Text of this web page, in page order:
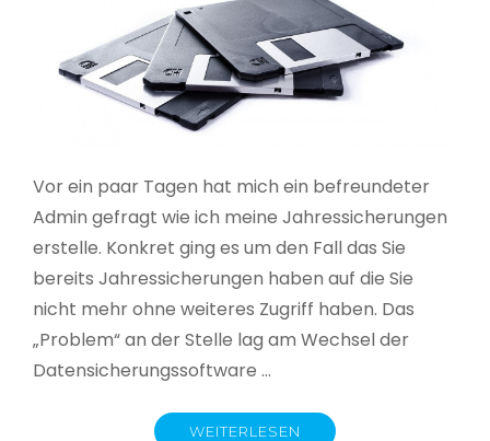
Vor ein paar Tagen hat mich ein befreundeter
Admin gefragt wie ich meine Jahressicherungen
erstelle. Konkret ging es um den Fall das Sie
bereits Jahressicherungen haben auf die Sie
nicht mehr ohne weiteres Zugriff haben. Das
„Problem“ an der Stelle lag am Wechsel der
Datensicherungssoftware …
WEITERLESEN